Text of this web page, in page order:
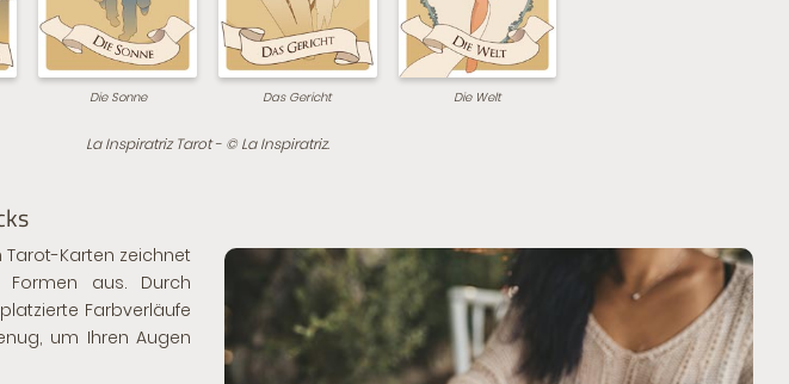
Die Sonne Das Gericht Die Welt
La Inspiratriz Tarot - © La Inspiratriz.
Karten zeichnet
aus. Durch
Farbverläufe
um Ihren Augen